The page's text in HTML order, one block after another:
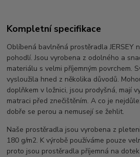
Kompletní specifikace
Oblíbená bavlněná prostěradla JERSEY
pohodlí. Jsou vyrobena z odolného a
materiálu s velmi příjemným povrchem.
vysloužila hned z několika důvodů.
doplňkem v ložnici, jsou prodyšná, mají
matraci před znečištěním. A co je
dobře se perou a nemusejí se žehlit.
Naše prostěradla jsou vyrobena z
180 g/m2. K výrobě používáme pouze
proto jsou prostěradla příjemná na dotek